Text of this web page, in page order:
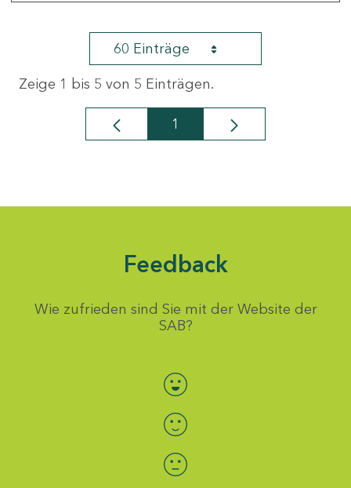
60 Einträge
Zeige 1 bis 5 von 5 Einträgen.
Seite
1
Feedback
Wie zufrieden sind Sie mit der Website der
SAB?
Bewertung auswählen